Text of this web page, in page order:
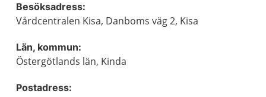
Besöksadress:
Vårdcentralen Kisa, Danboms väg 2, Kisa
Län, kommun:
Östergötlands län, Kinda
Postadress: